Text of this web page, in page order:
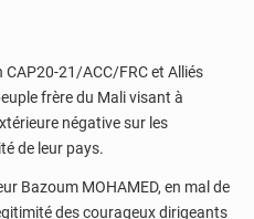
21/ACC/FRC et Alliés
frère du Mali visant à
négative sur les
de leur pays.
Bazoum MOHAMED, en mal de
des courageux dirigeants